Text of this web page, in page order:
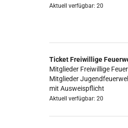
Aktuell verfügbar: 20
Ticket Freiwillige
Mitglieder Freiwillige
Mitglieder
mit Ausweispflicht
Aktuell verfügbar: 20